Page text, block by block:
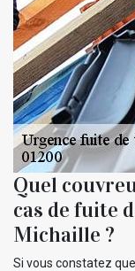
Quel
cas de fuite
Michaille ?
Si vous constatez